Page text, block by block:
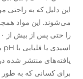
این دلیل که به راحتی
یافته‌های منتشر شده